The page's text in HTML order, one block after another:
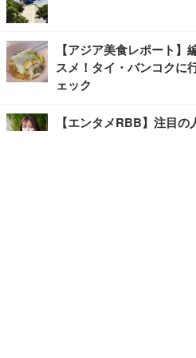
【アジア美食レポート
スメ！タイ・バンコクに
ェック
【エンタメRBB】注目